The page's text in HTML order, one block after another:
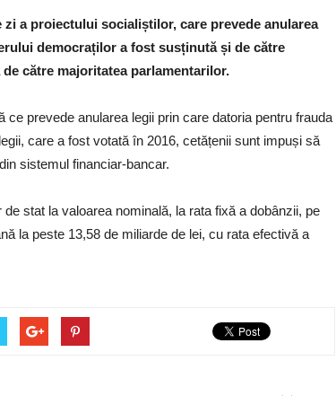
a proiectului socialiștilor, care prevede anularea
democraților a fost susținută și de către
către majoritatea parlamentarilor.
prevede anularea legii prin care datoria pentru frauda
care a fost votată în 2016, cetățenii sunt impuși să
sistemul financiar-bancar.
stat la valoarea nominală, la rata fixă a dobânzii, pe
la peste 13,58 de miliarde de lei, cu rata efectivă a